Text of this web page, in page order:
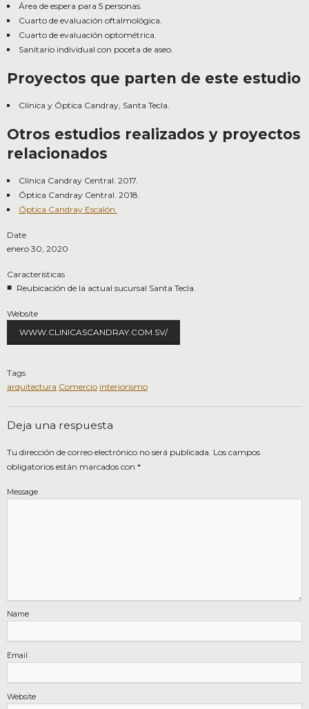
Área de espera para 5 personas.
Cuarto de evaluación oftalmológica.
Cuarto de evaluación optométrica.
Sanitario individual con poceta de aseo.
Proyectos que parten de este estudio
Clínica y Óptica Candray, Santa Tecla.
Otros estudios realizados y proyectos
relacionados
Clínica Candray Central. 2017.
Óptica Candray Central. 2018.
Óptica Candray Escalón.
Date
enero 30, 2020
Características
Reubicación de la actual sucursal Santa Tecla.
Website
WWW.CLINICASCANDRAY.COM.SV/
Tags
arquitectura Comercio interiorismo
Deja una respuesta
Tu dirección de correo electrónico no será publicada. Los campos
obligatorios están marcados con *
Message
Name
Email
Website